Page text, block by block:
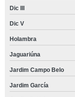
Dic III
Dic V
Holambra
Jaguariúna
Jardim Campo Belo
Jardim García